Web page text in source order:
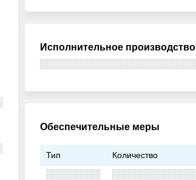
Исполнительное производство
Обеспечительные меры
Тип Количество